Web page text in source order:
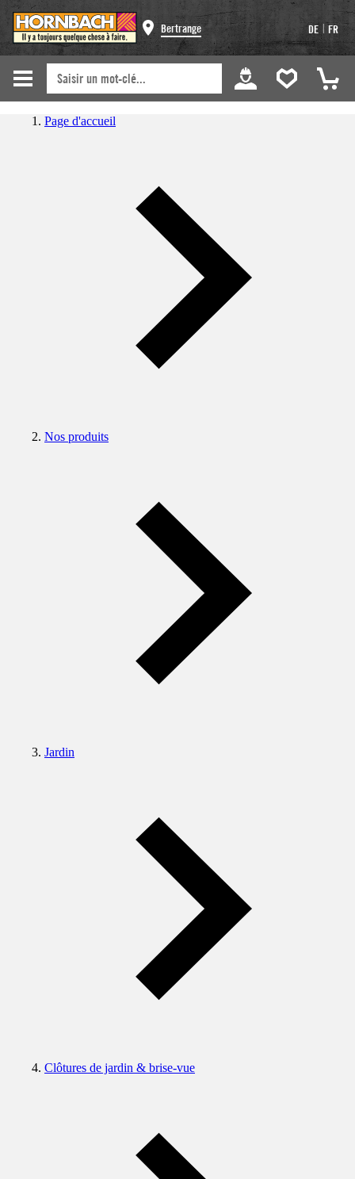
Bertrange DE | FR
Page d'accueil
Nos produits
Jardin
Clôtures de jardin & brise-vue